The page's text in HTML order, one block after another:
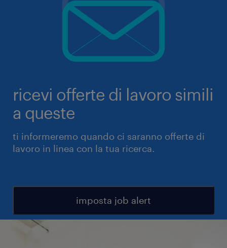
ricevi offerte di lavoro simili
a queste
ti informeremo quando ci saranno offerte di
lavoro in linea con la tua ricerca.
imposta job alert